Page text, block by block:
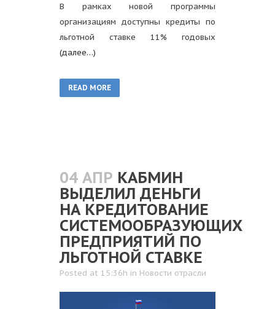
В рамках новой программы
организациям доступны кредиты по
льготной ставке 11% годовых
(далее…)
READ MORE
04 АПР КАБМИН
ВЫДЕЛИЛ ДЕНЬГИ
НА КРЕДИТОВАНИЕ
СИСТЕМООБРАЗУЮЩИХ
ПРЕДПРИЯТИЙ ПО
ЛЬГОТНОЙ СТАВКЕ
Posted at 15:36h in Новости отрасли